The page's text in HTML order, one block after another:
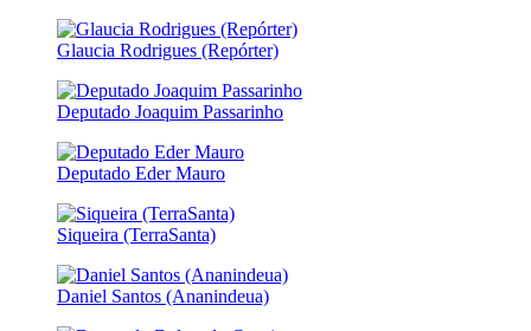
Glaucia Rodrigues (Repórter)
Deputado Joaquim Passarinho
Deputado Eder Mauro
Siqueira (TerraSanta)
Daniel Santos (Ananindeua)